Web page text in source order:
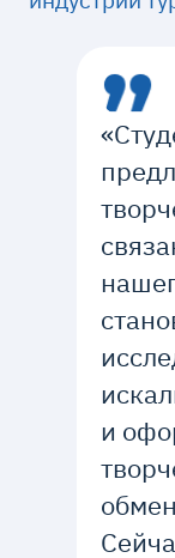
и